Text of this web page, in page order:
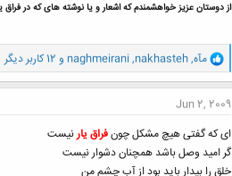
از دوستان عزیز خواهشمندم که اشعار و یا نوشته های که در فراق
و
ا
ک
ش
ه
:
مآه,
nakhasteh
,
naghmeirani و 12 کاربر دیگر
Jun 2, 2009
ای که گفتی هیچ مشکل چونفراق یارنیست
گر امید وصل باشد همچنان دشوار نیست
خلق را بیدار باید بود از آب چشم من